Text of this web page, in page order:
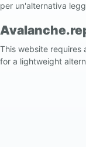
per un'alternativa
This website requires
for a lightweight